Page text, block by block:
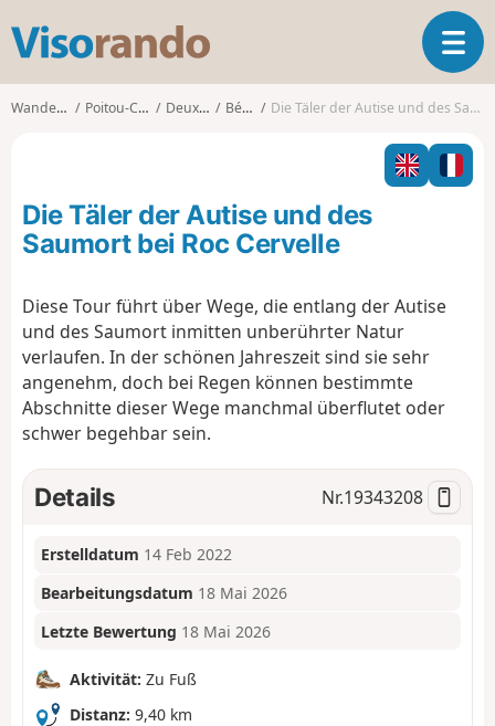
s
o
o
T
o
g
l
n
Wanderungen Poitou-Charentes Deux-Sèvres Béceleuf Die Täler der Autise und des Saumort bei Roc Cervelle
Die Täler der Autise und des
Saumort bei Roc Cervelle
Diese Tour führt über Wege, die entlang der Autise
und des Saumort inmitten unberührter Natur
verlaufen. In der schönen Jahreszeit sind sie sehr
angenehm, doch bei Regen können bestimmte
Abschnitte dieser Wege manchmal überflutet oder
schwer begehbar sein.
Details Nr.19343208
Erstelldatum 14 Feb 2022
Bearbeitungsdatum 18 Mai 2026
Letzte Bewertung 18 Mai 2026
Aktivität: Zu Fuß
Distanz: 9,40 km